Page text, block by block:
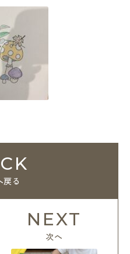
戻る
NEXT
次へ